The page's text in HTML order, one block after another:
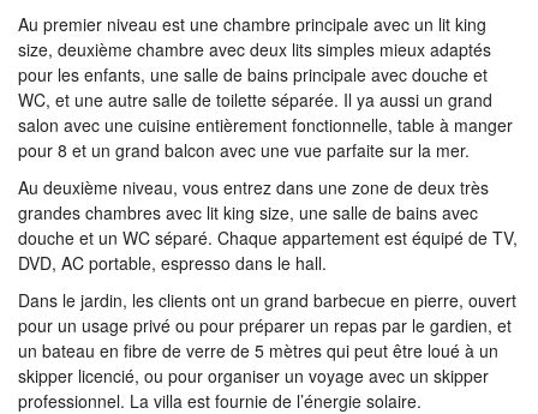
Au premier niveau est une chambre principale avec un lit king
size, deuxième chambre avec deux lits simples mieux adaptés
pour les enfants, une salle de bains principale avec douche et
WC, et une autre salle de toilette séparée. Il ya aussi un grand
salon avec une cuisine entièrement fonctionnelle, table à manger
pour 8 et un grand balcon avec une vue parfaite sur la mer.
Au deuxième niveau, vous entrez dans une zone de deux très
grandes chambres avec lit king size, une salle de bains avec
douche et un WC séparé. Chaque appartement est équipé de TV,
DVD, AC portable, espresso dans le hall.
Dans le jardin, les clients ont un grand barbecue en pierre, ouvert
pour un usage privé ou pour préparer un repas par le gardien, et
un bateau en fibre de verre de 5 mètres qui peut être loué à un
skipper licencié, ou pour organiser un voyage avec un skipper
professionnel. La villa est fournie de l’énergie solaire.